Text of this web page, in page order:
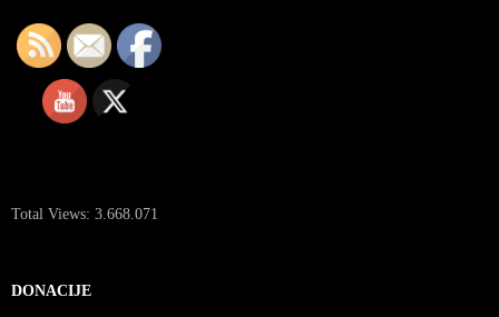
Total Views: 3.668.071
DONACIJE